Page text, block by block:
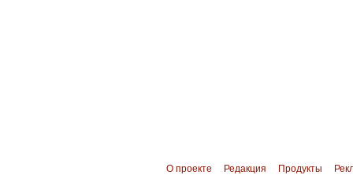
О проекте Редакция Продукты